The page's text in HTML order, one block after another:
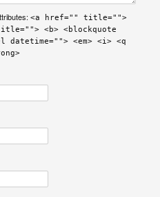
<a href="" title="">
<b> <blockquote
datetime=""> <em> <i> <q